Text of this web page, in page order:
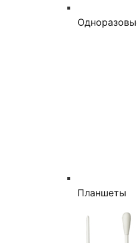
Планшеты